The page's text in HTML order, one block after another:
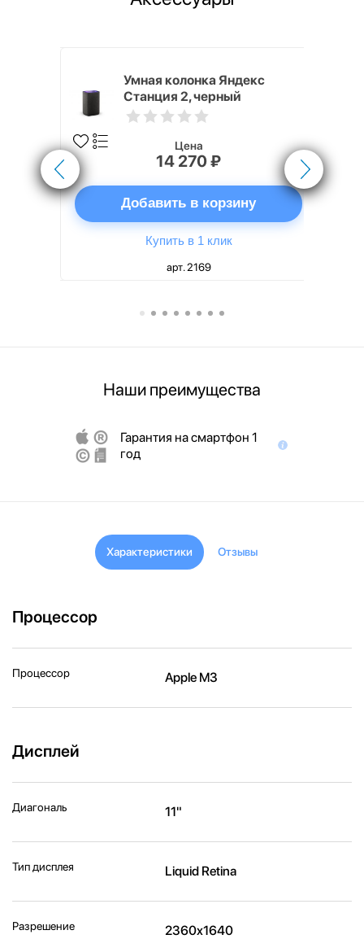
Умная колонка Яндекс
Станция 2, черный
Цена
14 270 ₽
Добавить в корзину
Купить в 1 клик
арт. 2169
Наши преимущества
Гарантия на смартфон 1
год
Характеристики Отзывы
Процессор
Процессор Apple M3
Дисплей
Диагональ 11"
Тип дисплея Liquid Retina
Разрешение 2360x1640